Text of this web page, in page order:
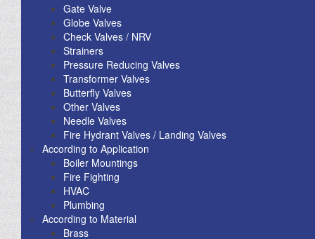
Gate Valve
Globe Valves
Check Valves / NRV
Strainers
Pressure Reducing Valves
Transformer Valves
Butterfly Valves
Other Valves
Needle Valves
Fire Hydrant Valves / Landing Valves
According to Application
Boiler Mountings
Fire Fighting
HVAC
Plumbing
According to Material
Brass